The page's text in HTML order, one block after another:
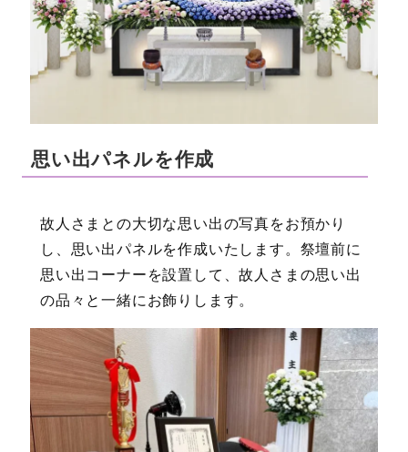
思い出パネルを作成
故人さまとの大切な思い出の写真をお預かり
し、思い出パネルを作成いたします。祭壇前に
思い出コーナーを設置して、故人さまの思い出
の品々と一緒にお飾りします。